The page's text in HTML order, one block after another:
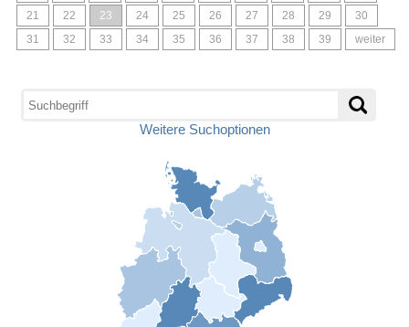
21 22 23 24 25 26 27 28 29 30
31 32 33 34 35 36 37 38 39 weiter
Weitere Suchoptionen